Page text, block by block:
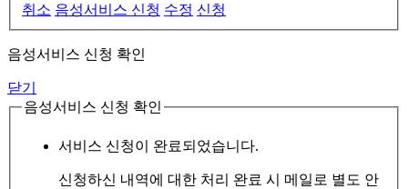
취소 음성서비스 신청 수정 신청
음성서비스 신청 확인
닫기
음성서비스 신청 확인
서비스 신청이 완료되었습니다.
신청하신 내역에 대한 처리 완료 시 메일로 별도 안